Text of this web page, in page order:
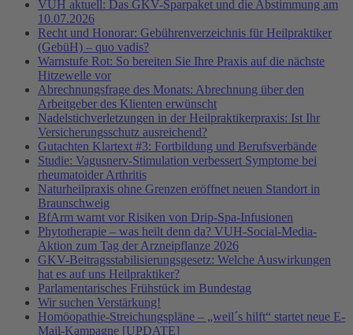
VUH aktuell: Das GKV-Sparpaket und die Abstimmung am
10.07.2026
Recht und Honorar: Gebührenverzeichnis für Heilpraktiker
(GebüH) – quo vadis?
Warnstufe Rot: So bereiten Sie Ihre Praxis auf die nächste
Hitzewelle vor
Abrechnungsfrage des Monats: Abrechnung über den
Arbeitgeber des Klienten erwünscht
Nadelstichverletzungen in der Heilpraktikerpraxis: Ist Ihr
Versicherungsschutz ausreichend?
Gutachten Klartext #3: Fortbildung und Berufsverbände
Studie: Vagusnerv-Stimulation verbessert Symptome bei
rheumatoider Arthritis
Naturheilpraxis ohne Grenzen eröffnet neuen Standort in
Braunschweig
BfArm warnt vor Risiken von Drip-Spa-Infusionen
Phytotherapie – was heilt denn da? VUH-Social-Media-
Aktion zum Tag der Arzneipflanze 2026
GKV-Beitragsstabilisierungsgesetz: Welche Auswirkungen
hat es auf uns Heilpraktiker?
Parlamentarisches Frühstück im Bundestag
Wir suchen Verstärkung!
Homöopathie-Streichungspläne – „weil´s hilft“ startet neue E-
Mail-Kampagne [UPDATE]